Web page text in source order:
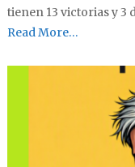
tienen 13 victorias y 3
Read More…